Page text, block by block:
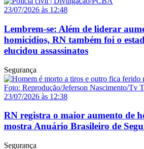
23/07/2026 às 12:48
Lembrem-se: Além de liderar
homicídios, RN também foi o
elucidou assassinatos
Segurança
23/07/2026 às 12:38
RN registra o maior aumento de
mostra Anuário Brasileiro de
Segurança